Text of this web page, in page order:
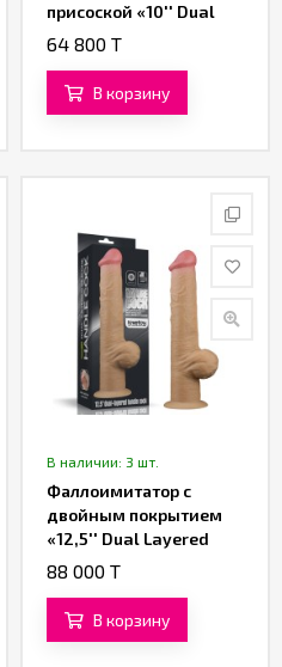
присоской «10'' Dual
layered Platinum
«Lovetoy» (17 см)
64 800 T
В корзину
В наличии: 3 шт.
Фаллоимитатор с
двойным покрытием
«12,5'' Dual Layered
Handle Cock» от
88 000 T
В корзину